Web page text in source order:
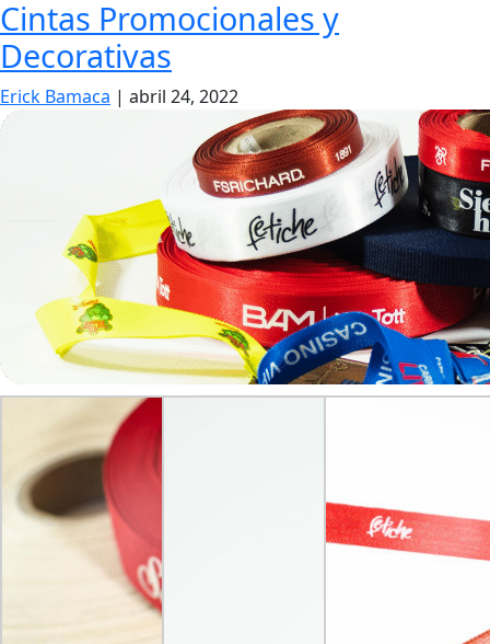
Cintas Promocionales y
Decorativas
Erick Bamaca | abril 24, 2022